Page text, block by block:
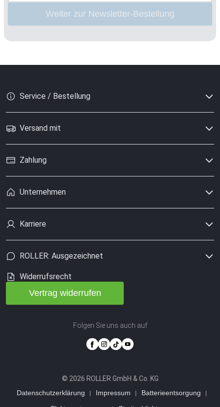
Weiter zur Newsletter-Bestellung
Service / Bestellung
Versand mit
Zahlung
Unternehmen
Karriere
ROLLER: Ausgezeichnet
Widerrufsrecht
Vertrag widerrufen
Folgen Sie uns auch auf
© 2026 ROLLER GmbH & Co. KG
Datenschutzerklärung
Impressum
Batterieentsorgung